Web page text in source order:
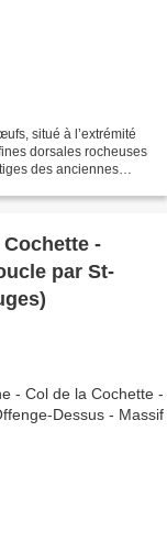
situé à l’extrémité
dorsales rocheuses
des anciennes
-
par St-